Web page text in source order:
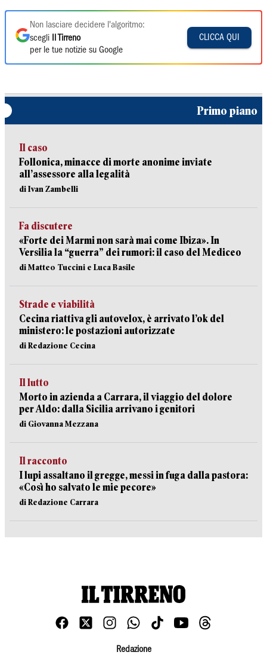
Non lasciare decidere l'algoritmo:
scegli
Il Tirreno
per le tue notizie su Google
CLICCA QUI
Primo piano
Il caso
Follonica, minacce di morte anonime inviate
all’assessore alla legalità
di Ivan Zambelli
Fa discutere
«Forte dei Marmi non sarà mai come Ibiza». In
Versilia la “guerra” dei rumori: il caso del Mediceo
di Matteo Tuccini e Luca Basile
Strade e viabilità
Cecina riattiva gli autovelox, è arrivato l’ok del
ministero: le postazioni autorizzate
di Redazione Cecina
Il lutto
Morto in azienda a Carrara, il viaggio del dolore
per Aldo: dalla Sicilia arrivano i genitori
di Giovanna Mezzana
Il racconto
I lupi assaltano il gregge, messi in fuga dalla pastora:
«Così ho salvato le mie pecore»
di Redazione Carrara
Redazione